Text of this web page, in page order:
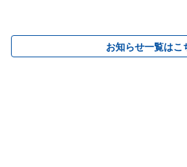
お知らせ一覧はこ